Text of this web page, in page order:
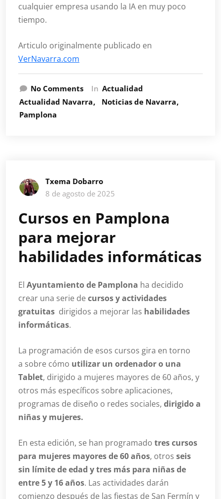
cualquier empresa usando la IA en muy poco
tiempo.
Articulo originalmente publicado en
VerNavarra.com
No Comments In Actualidad
Actualidad Navarra
Noticias de Navarra
Pamplona
Txema Dobarro
8 de agosto de 2025
Cursos en Pamplona
para mejorar
habilidades informáticas
El Ayuntamiento de Pamplona ha decidido
crear una serie de cursos y actividades
gratuitas dirigidos a mejorar las habilidades
informáticas.
La programación de esos cursos gira en torno
a sobre cómo utilizar un ordenador o una
Tablet, dirigido a mujeres mayores de 60 años, y
otros más específicos sobre aplicaciones,
programas de diseño o redes sociales, dirigido a
niñas y mujeres.
En esta edición, se han programado tres cursos
para mujeres mayores de 60 años, otros seis
sin límite de edad y tres más para niñas de
entre 5 y 16 años. Las actividades darán
comienzo después de las fiestas de San Fermín y